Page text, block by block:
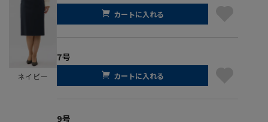
ネイビー
カートに入れる
7号
カートに入れる
9号